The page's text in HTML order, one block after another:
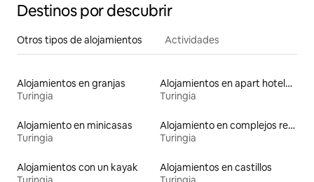
Destinos por descubrir
Otros tipos de alojamientos Actividades
Alojamientos en granjas
Turingia
Alojamientos en apart hoteles
Turingia
Alojamiento en minicasas
Turingia
Alojamiento en complejos residenciales
Turingia
Alojamientos con un kayak
Alojamientos en castillos